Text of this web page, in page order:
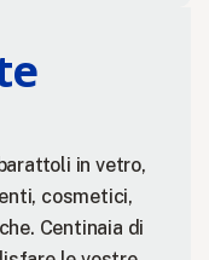
in vetro,
cosmetici,
Centinaia di